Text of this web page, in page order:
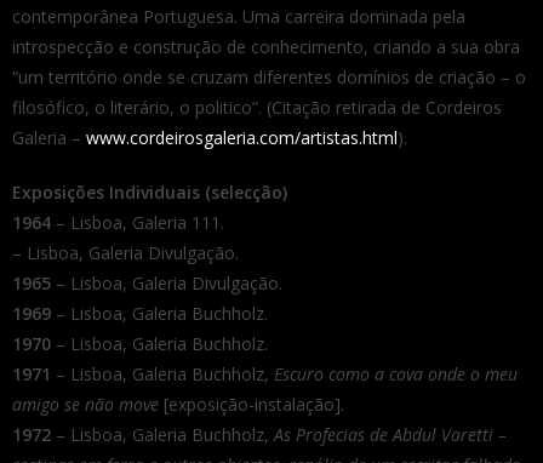
contemporânea Portuguesa. Uma carreira dominada pela
introspecção e construção de conhecimento, criando a sua obra
“um território onde se cruzam diferentes domínios de criação – o
filosófico, o literário, o politico”. (Citação retirada de Cordeiros
Galeria – www.cordeirosgaleria.com/artistas.html).
Exposições Individuais (selecção)
1964 – Lisboa, Galeria 111.
– Lisboa, Galeria Divulgação.
1965 – Lisboa, Galeria Divulgação.
1969 – Lisboa, Galeria Buchholz.
1970 – Lisboa, Galeria Buchholz.
1971 – Lisboa, Galeria Buchholz, Escuro como a cova onde o meu
amigo se não move [exposição-instalação].
1972 – Lisboa, Galeria Buchholz,As Profecias de Abdul Varetti –